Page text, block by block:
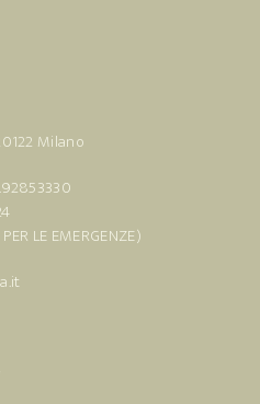
Milano
LE EMERGENZE)